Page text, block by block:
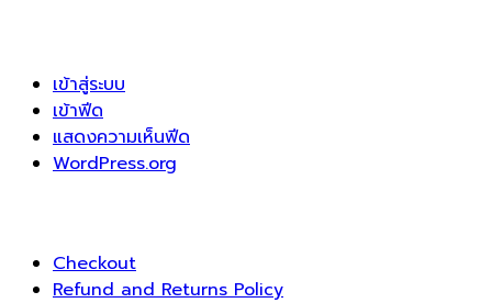
เข้าสู่ระบบ
เข้าฟีด
แสดงความเห็นฟีด
WordPress.org
Checkout
Refund and Returns Policy